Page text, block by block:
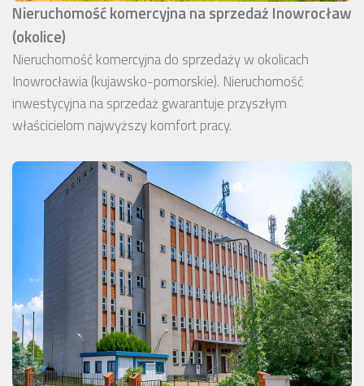
Nieruchomość komercyjna na sprzedaż Inowrocław
(okolice)
Nieruchomość komercyjna do sprzedaży w okolicach
Inowrocławia (kujawsko-pomorskie). Nieruchomość
inwestycyjna na sprzedaż gwarantuje przyszłym
właścicielom najwyższy komfort pracy.